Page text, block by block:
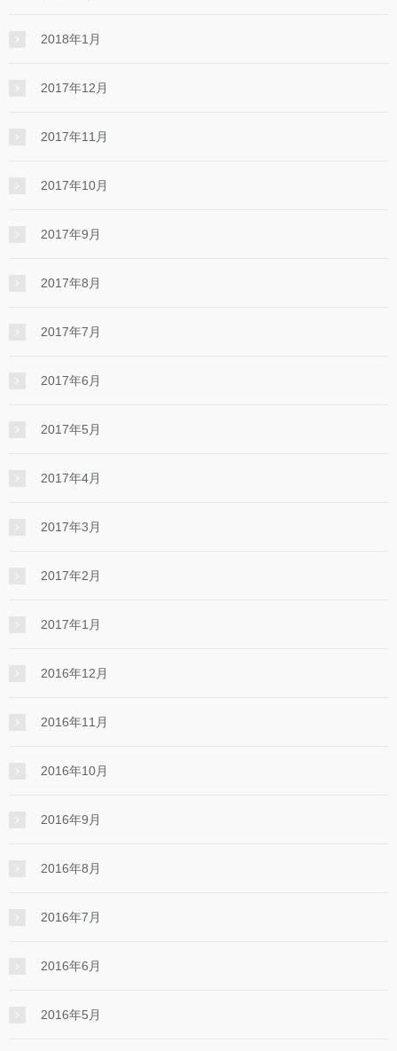
2018年1月
2017年12月
2017年11月
2017年10月
2017年9月
2017年8月
2017年7月
2017年6月
2017年5月
2017年4月
2017年3月
2017年2月
2017年1月
2016年12月
2016年11月
2016年10月
2016年9月
2016年8月
2016年7月
2016年6月
2016年5月